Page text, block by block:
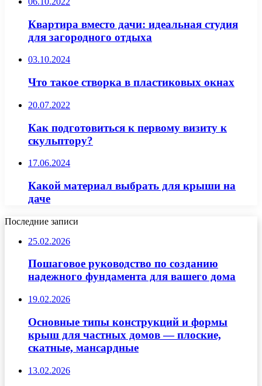
Квартира вместо дачи: идеальная студия
для загородного отдыха
03.10.2024
Что такое створка в пластиковых окнах
20.07.2022
Как подготовиться к первому визиту к
скульптору?
17.06.2024
Какой материал выбрать для крыши на
даче
Последние записи
25.02.2026
Пошаговое руководство по созданию
надежного фундамента для вашего дома
19.02.2026
Основные типы конструкций и формы
крыш для частных домов — плоские,
скатные, мансардные
13.02.2026